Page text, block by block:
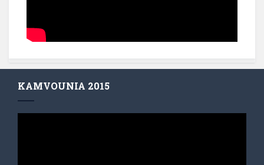
KAMVOUNIA 2015